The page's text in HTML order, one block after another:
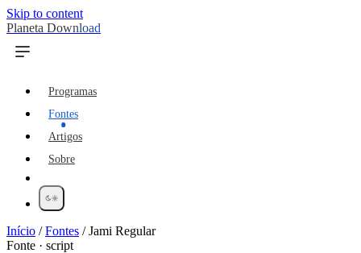
Skip to content
Planeta Download
Programas
Fontes
Artigos
Sobre
Início /Fontes /Jami Regular
Fonte · script